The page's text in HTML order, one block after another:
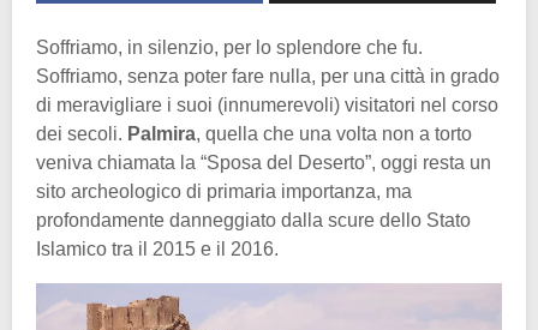
Soffriamo, in silenzio, per lo splendore che fu.
Soffriamo, senza poter fare nulla, per una città in grado
di meravigliare i suoi (innumerevoli) visitatori nel corso
dei secoli. Palmira, quella che una volta non a torto
veniva chiamata la “Sposa del Deserto”, oggi resta un
sito archeologico di primaria importanza, ma
profondamente danneggiato dalla scure dello Stato
Islamico tra il 2015 e il 2016.